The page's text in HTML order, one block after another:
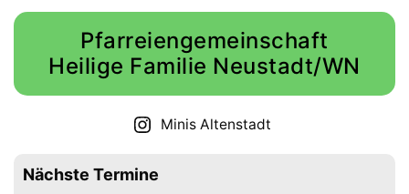
Pfarreiengemeinschaft
Heilige Familie Neustadt/WN
Minis Altenstadt
Nächste Termine